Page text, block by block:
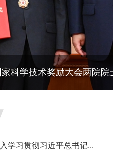
学习贯彻习近平总书记...